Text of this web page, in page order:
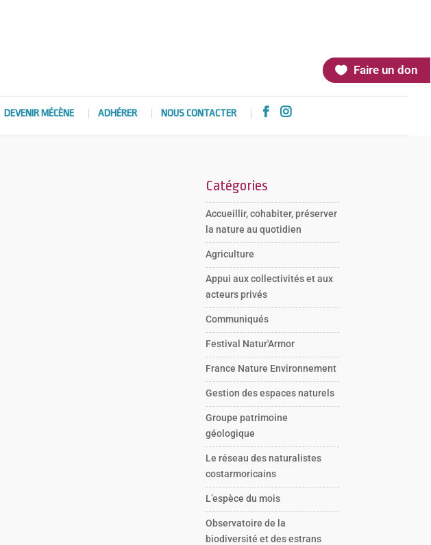
Faire un don
DEVENIR MÉCÈNE ADHÉRER NOUS CONTACTER  
Catégories
Accueillir, cohabiter, préserver
la nature au quotidien
Agriculture
Appui aux collectivités et aux
acteurs privés
Communiqués
Festival Natur'Armor
France Nature Environnement
Gestion des espaces naturels
Groupe patrimoine
géologique
Le réseau des naturalistes
costarmoricains
L’espèce du mois
Observatoire de la
biodiversité et des estrans